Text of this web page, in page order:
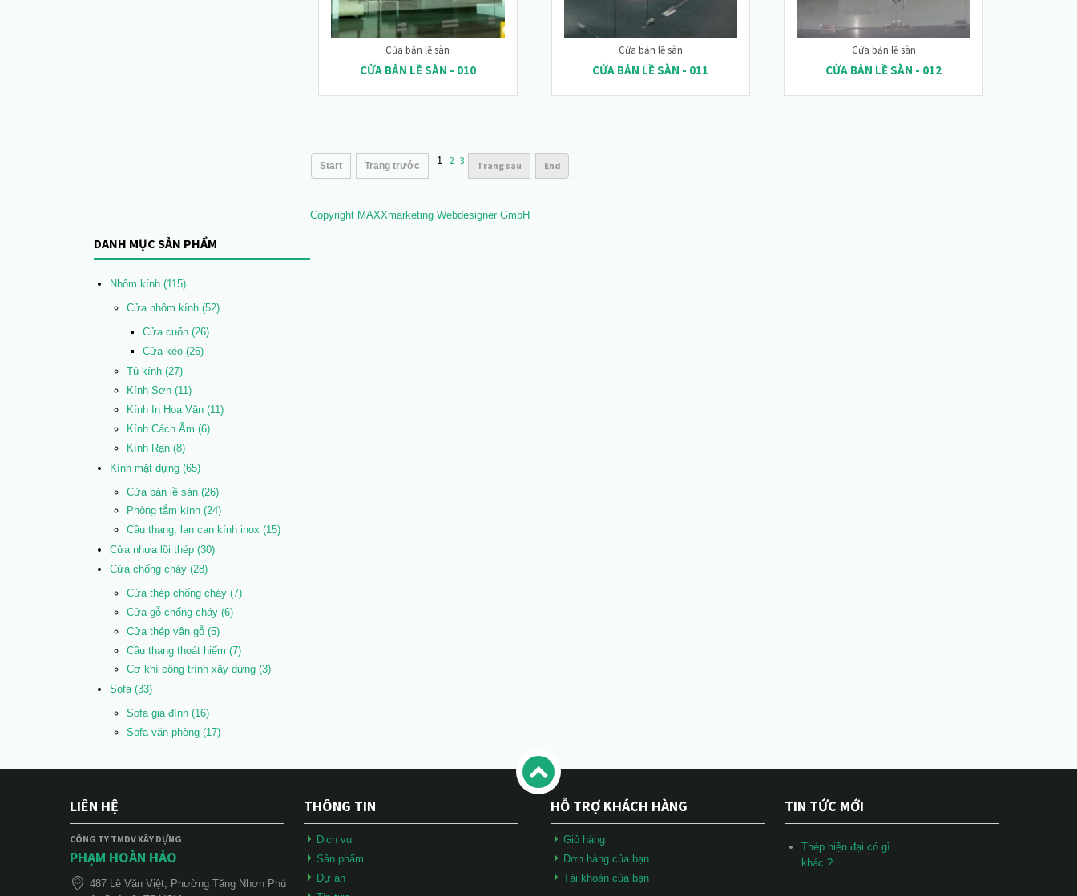
Cửa bản lề sàn
CỬA BẢN LỀ SÀN - 010
Cửa bản lề sàn
CỬA BẢN LỀ SÀN - 011
Cửa bản lề sàn
CỬA BẢN LỀ SÀN - 012
Start Trang trước 1 2 3 Trang sau End
Copyright MAXXmarketing Webdesigner GmbH
DANH MỤC SẢN PHẨM
Nhôm kính(115)
Cửa nhôm kính (52)
Cửa cuốn(26)
Cửa kéo(26)
Tủ kính (27)
Kính Sơn (11)
Kính In Hoa Văn (11)
Kính Cách Âm (6)
Kính Rạn (8)
Kính mặt dựng(65)
Cửa bản lề sàn (26)
Phòng tắm kính (24)
Cầu thang, lan can kính inox (15)
Cửa nhựa lõi thép(30)
Cửa chống cháy(28)
Cửa thép chống cháy (7)
Cửa gỗ chống cháy (6)
Cửa thép vân gỗ (5)
Cầu thang thoát hiểm (7)
Cơ khí công trình xây dựng (3)
Sofa(33)
Sofa gia đình (16)
Sofa văn phòng (17)
LIÊN HỆ
CÔNG TY TMDV XÂY DỰNG
PHẠM HOÀN HẢO
487 Lê Văn Việt, Phường Tăng Nhơn Phú
THÔNG TIN
Dịch vụ
Sản phẩm
Dự án
HỖ TRỢ KHÁCH HÀNG
Giỏ hàng
Đơn hàng của bạn
Tài khoản của bạn
TIN TỨC MỚI
Thép hiện đại có gì
khác ?